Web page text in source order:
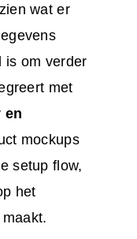
wat er
is om verder
met
en
mockups
setup flow,
het